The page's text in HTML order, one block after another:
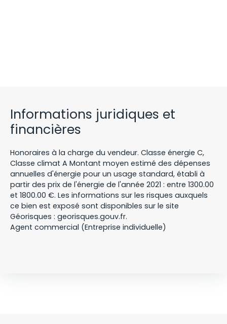
Informations juridiques et
financières
Honoraires à la charge du vendeur. Classe énergie C,
Classe climat A Montant moyen estimé des dépenses
annuelles d'énergie pour un usage standard, établi à
partir des prix de l'énergie de l'année 2021 : entre 1300.00
et 1800.00 €. Les informations sur les risques auxquels
ce bien est exposé sont disponibles sur le site
Géorisques : georisques.gouv.fr.
Agent commercial (Entreprise individuelle)